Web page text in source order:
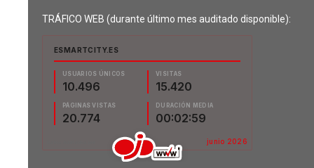
TRÁFICO WEB (durante último mes auditado disponible):